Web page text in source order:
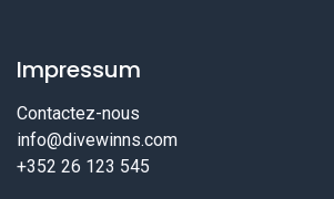
Impressum
Contactez-nous
info@divewinns.com
+352 26 123 545